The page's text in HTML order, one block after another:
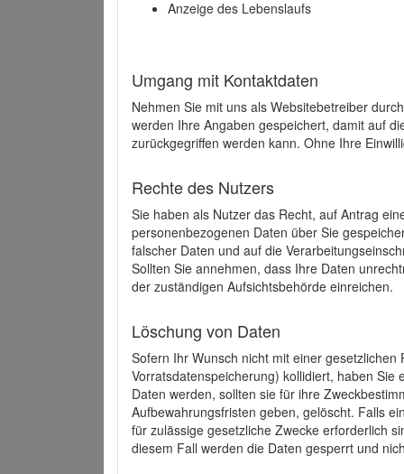
Anzeige des Lebenslaufs
Umgang mit Kontaktdaten
Nehmen Sie mit uns als Websitebetreiber
werden Ihre Angaben gespeichert, damit auf
zurückgegriffen werden kann. Ohne Ihre
Rechte des Nutzers
Sie haben als Nutzer das Recht, auf Antrag
personenbezogenen Daten über Sie
falscher Daten und auf die
Sollten Sie annehmen, dass Ihre Daten
der zuständigen Aufsichtsbehörde einreichen.
Löschung von Daten
Sofern Ihr Wunsch nicht mit einer
Vorratsdatenspeicherung) kollidiert, haben
Daten werden, sollten sie für ihre
Aufbewahrungsfristen geben, gelöscht. Falls
für zulässige gesetzliche Zwecke erforderlich
diesem Fall werden die Daten gesperrt und